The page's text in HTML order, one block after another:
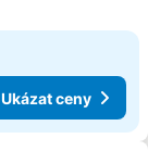
Ukázat ceny